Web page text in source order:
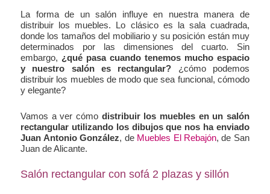
La forma de un salón influye en nuestra manera de
distribuir los muebles. Lo clásico es la sala cuadrada,
donde los tamaños del mobiliario y su posición están muy
determinados por las dimensiones del cuarto. Sin
embargo, ¿qué pasa cuando tenemos mucho espacio
y nuestro salón es rectangular? ¿cómo podemos
distribuir los muebles de modo que sea funcional, cómodo
y elegante?
Vamos a ver cómo distribuir los muebles en un salón
rectangular utilizando los dibujos que nos ha enviado
Juan Antonio González, de Muebles El Rebajón, de San
Juan de Alicante.
Salón rectangular con sofá 2 plazas y sillón